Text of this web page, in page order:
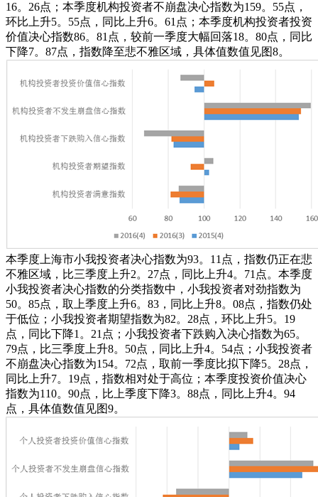
16。26点；本季度机构投资者不崩盘决心指数为159。55点，
环比上升5。55点，同比上升6。61点；本季度机构投资者投资
价值决心指数86。81点，较前一季度大幅回落18。80点，同比
下降7。87点，指数降至悲不雅区域，具体值数值见图8。
本季度上海市小我投资者决心指数为93。11点，指数仍正在悲
不雅区域，比三季度上升2。27点，同比上升4。71点。本季度
小我投资者决心指数的分类指数中，小我投资者对劲指数为
50。85点，取上季度上升6。83，同比上升8。08点，指数仍处
于低位；小我投资者期望指数为82。28点，环比上升5。19
点，同比下降1。21点；小我投资者下跌购入决心指数为65。
79点，比三季度上升8。50点，同比上升4。54点；小我投资者
不崩盘决心指数为154。72点，取前一季度比拟下降5。28点，
同比上升7。19点，指数相对处于高位；本季度投资价值决心
指数为110。90点，比上季度下降3。88点，同比上升4。94
点，具体值数值见图9。